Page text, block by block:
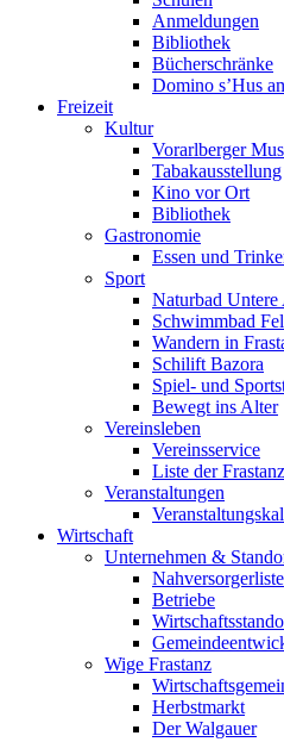
Anmeldungen
Bibliothek
Bücherschränke
Domino s’Hus
Freizeit
Kultur
Vorarlberger
Tabakausstellung
Kino vor Ort
Bibliothek
Gastronomie
Essen und
Sport
Naturbad Untere
Schwimmbad
Wandern in
Schilift Bazora
Spiel- und
Bewegt ins Alter
Vereinsleben
Vereinsservice
Liste der
Veranstaltungen
Wirtschaft
Unternehmen &
Nahversorgerliste
Betriebe
Wige Frastanz
Herbstmarkt
Der Walgauer